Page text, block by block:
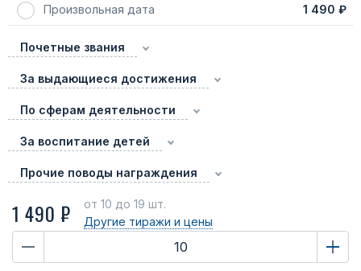
Произвольная дата 1 490 ₽
Почетные звания
За выдающиеся достижения
По сферам деятельности
За воспитание детей
Прочие поводы награждения
1 490 ₽ от 10до 19 шт.
Другие тиражии цены